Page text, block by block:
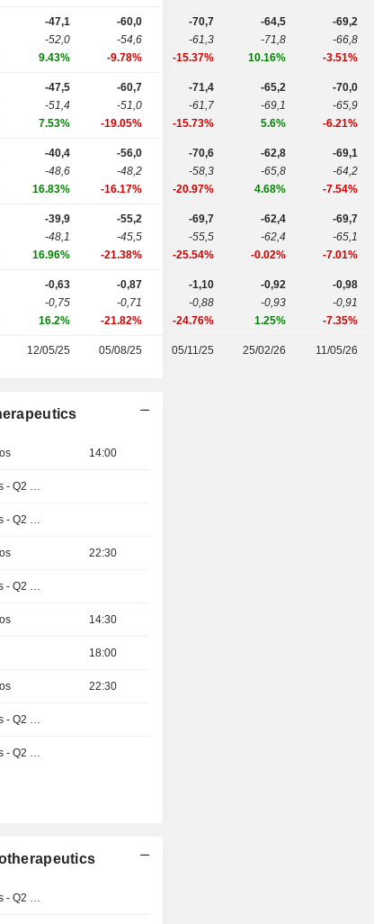
-47,1
-52,0
9.43%
-60,0
-54,6
-9.78%
-70,7
-61,3
-15.37%
-64,5
-71,8
10.16%
-69,2
-66,8
-3.51%
-47,5
-51,4
7.53%
-60,7
-51,0
-19.05%
-71,4
-61,7
-15.73%
-65,2
-69,1
5.6%
-70,0
-65,9
-6.21%
-40,4
-48,6
16.83%
-56,0
-48,2
-16.17%
-70,6
-58,3
-20.97%
-62,8
-65,8
4.68%
-69,1
-64,2
-7.54%
-39,9
-48,1
16.96%
-55,2
-45,5
-21.38%
-69,7
-55,5
-25.54%
-62,4
-62,4
-0.02%
-69,7
-65,1
-7.01%
-0,63
-0,75
16.2%
-0,87
-0,71
-21.82%
-1,10
-0,88
-24.76%
-0,92
-0,93
1.25%
-0,98
-0,91
-7.35%
12/05/25 05/08/25 05/11/25 25/02/26 11/05/26
14:00
Publicación de resultados - Q2 2026
Publicación de resultados - Q2 2026
22:30
Publicación de resultados - Q2 2026
14:30
18:00
22:30
Publicación de resultados - Q2 2026
Publicación de resultados - Q2 2026
Publicación de resultados - Q2 2026